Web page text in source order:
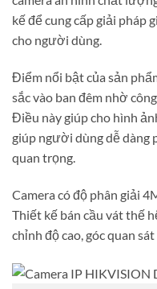
kế để cung cấp giải pháp
cho người dùng.
Điểm nổi bật của sản
sắc vào ban đêm nhờ
Điều này giúp cho hình
giúp người dùng dễ dàng
quan trọng.
Camera có độ phân giải
Thiết kế bán cầu vát thế
chỉnh độ cao, góc quan